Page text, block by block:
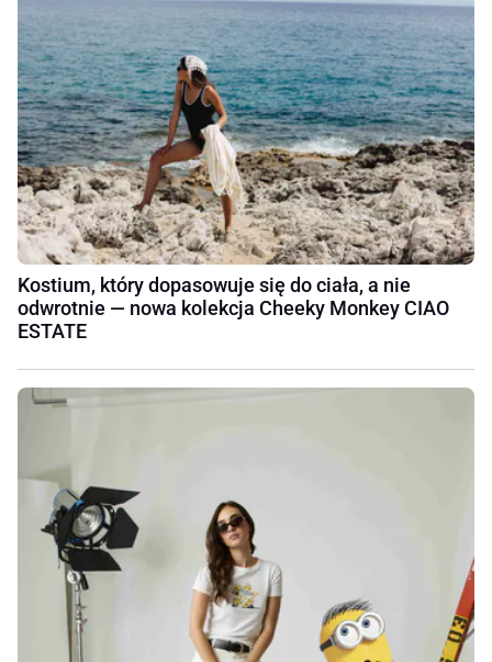
Kostium, który dopasowuje się do ciała, a nie
odwrotnie — nowa kolekcja Cheeky Monkey CIAO
ESTATE